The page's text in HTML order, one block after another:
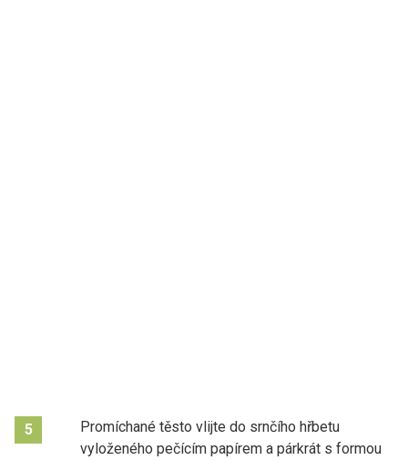
5
Promíchané těsto vlijte do srnčího hřbetu
vyloženého pečícím papírem a párkrát s formou